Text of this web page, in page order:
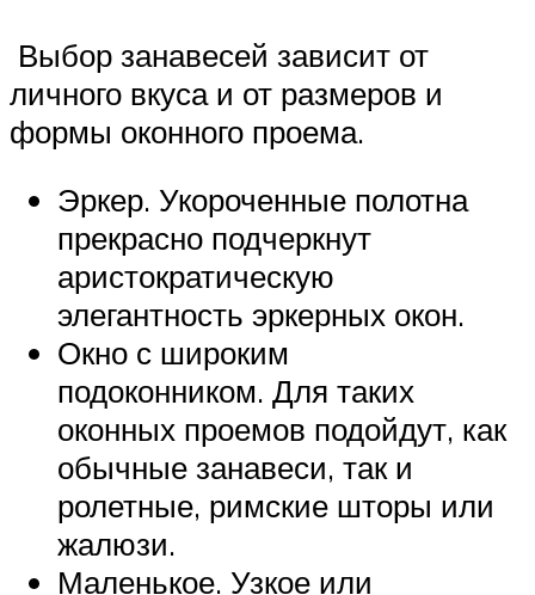
Выбор занавесей зависит от
личного вкуса и от размеров и
формы оконного проема.
Эркер. Укороченные полотна
прекрасно подчеркнут
аристократическую
элегантность эркерных окон.
Окно с широким
подоконником. Для таких
оконных проемов подойдут, как
обычные занавеси, так и
ролетные, римские шторы или
жалюзи.
Маленькое. Узкое или